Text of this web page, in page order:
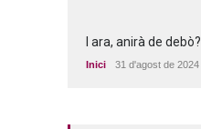
I ara, anirà de debò?
Inici 31 d'agost de 2024